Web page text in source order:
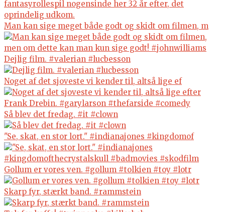
Man kan sige meget både godt og skidt om filmen, m
Dejlig film. #valerian #lucbesson
Noget af det sjoveste vi kender til, altså lige ef
Så blev det fredag. #it #clown
"Se, skat, en stor lort." #indianajones #kingdomof
Gollum er vores ven. #gollum #tolkien #toy #lotr
Skarp fyr, stærkt band. #rammstein